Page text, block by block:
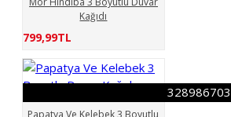
426386911
Açık Turuncu Güller 3
Bambu yol 3 Boyutlu Duvar
Kağıdı
Beyaz Gül Açan
Ağaçta Kuş Kafesi Kuşlar 3
Kağıdı
799,99TL
328986703
Papatya Ve Kelebek 3 Boyutlu